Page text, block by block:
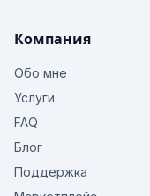
Компания
Обо мне
Услуги
FAQ
Блог
Поддержка